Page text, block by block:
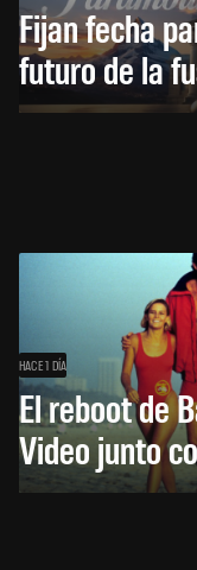
Fijan fecha
futuro de la
HACE 1 DÍA
El reboot de
Video junto